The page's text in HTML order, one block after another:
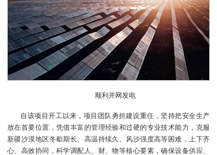
顺利并网发电
自该项目开工以来，项目团队勇担建设重任，坚持把安全生产
放在首要位置，凭借丰富的管理经验和过硬的专业技术能力，克服
新疆沙漠地区冬歇期长、高温持续久、风沙强度高等困难，上下齐
心、高效协同，科学调配人、财、物等核心要素，确保设备供应、